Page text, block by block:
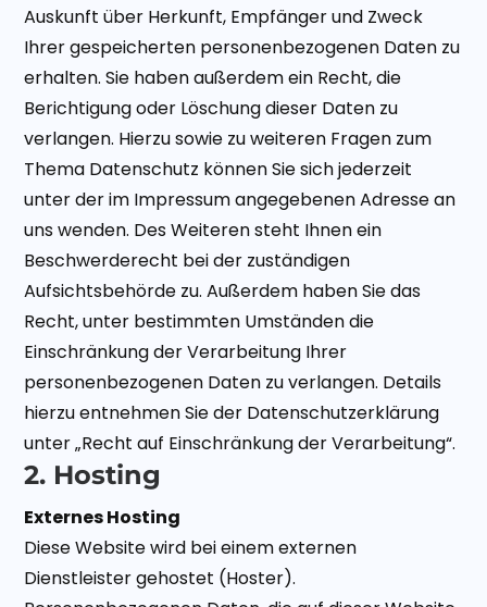
Auskunft über Herkunft, Empfänger und Zweck
Ihrer gespeicherten personenbezogenen Daten zu
erhalten. Sie haben außerdem ein Recht, die
Berichtigung oder Löschung dieser Daten zu
verlangen. Hierzu sowie zu weiteren Fragen zum
Thema Datenschutz können Sie sich jederzeit
unter der im Impressum angegebenen Adresse an
uns wenden. Des Weiteren steht Ihnen ein
Beschwerderecht bei der zuständigen
Aufsichtsbehörde zu. Außerdem haben Sie das
Recht, unter bestimmten Umständen die
Einschränkung der Verarbeitung Ihrer
personenbezogenen Daten zu verlangen. Details
hierzu entnehmen Sie der Datenschutzerklärung
unter „Recht auf Einschränkung der Verarbeitung“.
2. Hosting
Externes Hosting
Diese Website wird bei einem externen
Dienstleister gehostet (Hoster).